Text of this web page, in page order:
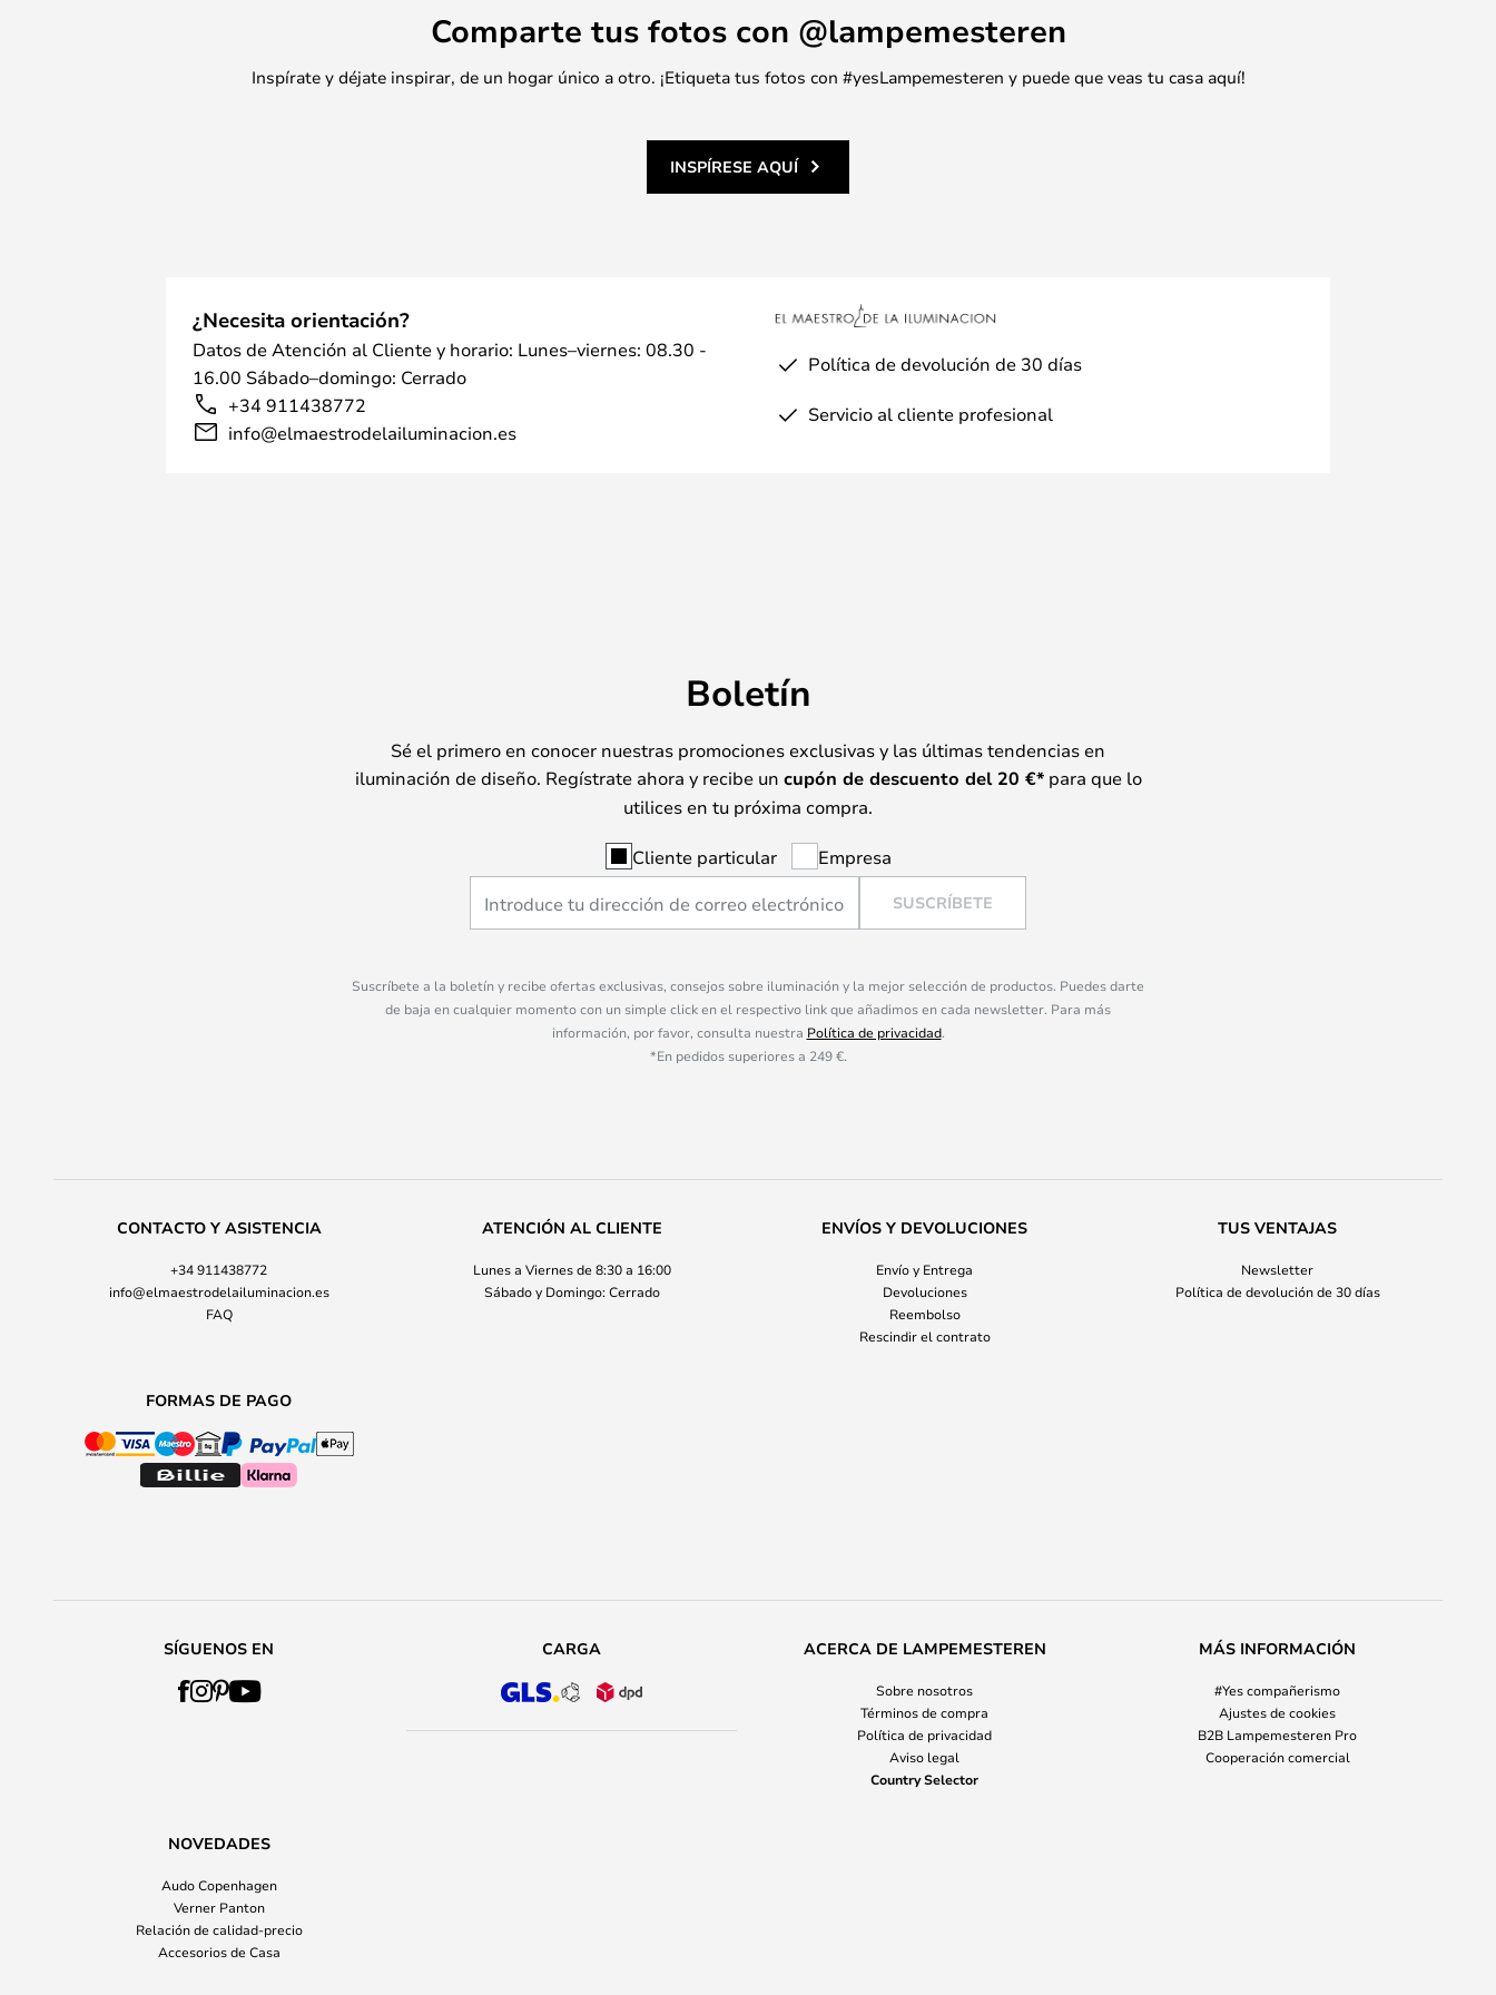
Comparte tus fotos con @lampemesteren
Inspírate y déjate inspirar, de un hogar único a otro. ¡Etiqueta tus fotos con #yesLampemesteren y puede que veas tu casa aquí!
INSPÍRESE AQUÍ
¿Necesita orientación?
Datos de Atención al Cliente y horario: Lunes–viernes: 08.30 -
16.00 Sábado–domingo: Cerrado
+34 911438772
info@elmaestrodelailuminacion.es
Política de devolución de 30 días
Servicio al cliente profesional
Boletín
Sé el primero en conocer nuestras promociones exclusivas y las últimas tendencias en
iluminación de diseño. Regístrate ahora y recibe un cupón de descuento del 20 €*para que lo
utilices en tu próxima compra.
Cliente particular Empresa
SUSCRÍBETE
Suscríbete a la boletín y recibe ofertas exclusivas, consejos sobre iluminación y la mejor selección de productos. Puedes darte
de baja en cualquier momento con un simple click en el respectivo link que añadimos en cada newsletter. Para más
información, por favor, consulta nuestra Política de privacidad.
*En pedidos superiores a 249 €.
CONTACTO Y ASISTENCIA
+34 911438772
info@elmaestrodelailuminacion.es
FAQ
ATENCIÓN AL CLIENTE
Lunes a Viernes de 8:30 a 16:00
Sábado y Domingo: Cerrado
ENVÍOS Y DEVOLUCIONES
Envío y Entrega
Devoluciones
Reembolso
Rescindir el contrato
TUS VENTAJAS
Newsletter
Política de devolución de 30 días
FORMAS DE PAGO
SÍGUENOS EN CARGA ACERCA DE LAMPEMESTEREN
Sobre nosotros
Términos de compra
Política de privacidad
Aviso legal
Country Selector
MÁS INFORMACIÓN
#Yes compañerismo
Ajustes de cookies
B2B Lampemesteren Pro
Cooperación comercial
NOVEDADES
Audo Copenhagen
Verner Panton
Relación de calidad-precio
Accesorios de Casa